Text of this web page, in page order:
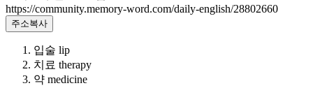
https://community.memory-word.com/daily-english/28802660
주소복사
입술 lip
치료 therapy
약 medicine